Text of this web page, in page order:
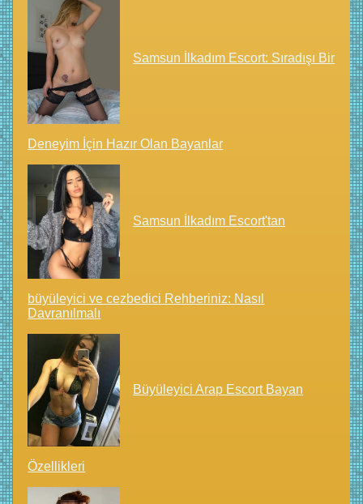
Samsun İlkadım Escort: Sıradışı Bir
Deneyim İçin Hazır Olan Bayanlar
Samsun İlkadım Escort'tan
büyüleyici ve cezbedici Rehberiniz: Nasıl
Davranılmalı
Büyüleyici Arap Escort Bayan
Özellikleri